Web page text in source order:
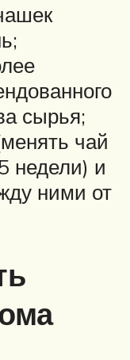
сырья;
чай
недели) и
ними от